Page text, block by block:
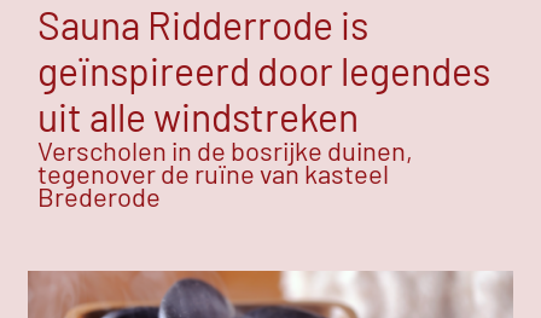
Sauna Ridderrode is
geïnspireerd door legendes
uit alle windstreken
Verscholen in de bosrijke duinen,
tegenover de ruïne van kasteel
Brederode